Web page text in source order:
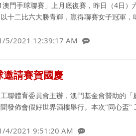
澳門手球聯賽」上月底復賽，昨日（4日
十二比六大勝青輝，贏得聯賽女子冠軍
5/2021 12:39:17 AM
請賽賀國慶
聯體育委員會主辦，澳門基金會贊助的
發佈會假好世界酒樓舉行。本次"同心盃"
4/2021 9:51:20 AM